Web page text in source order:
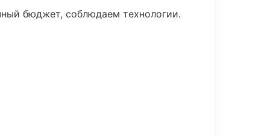
бюджет, соблюдаем технологии.